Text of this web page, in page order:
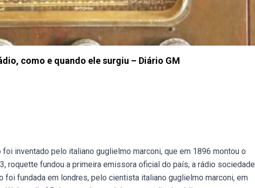
como e quando ele surgiu – Diário GM
inventado pelo italiano guglielmo marconi, que em 1896 montou o
roquette fundou a primeira emissora oficial do país, a rádio sociedade
foi fundada em londres, pelo cientista italiano guglielmo marconi, em